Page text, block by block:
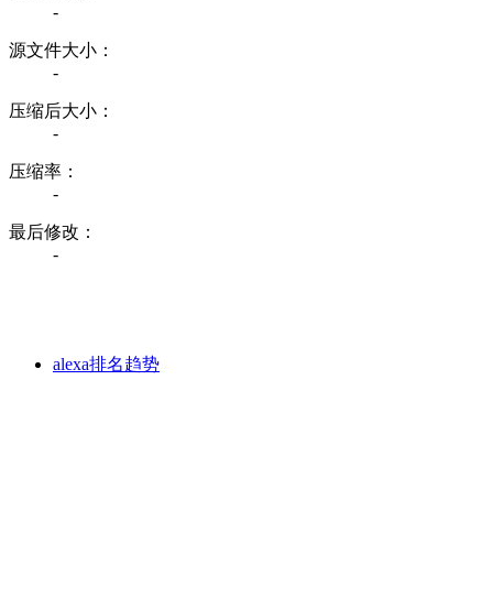
-
源文件大小：
-
压缩后大小：
-
压缩率：
-
最后修改：
-
alexa排名趋势